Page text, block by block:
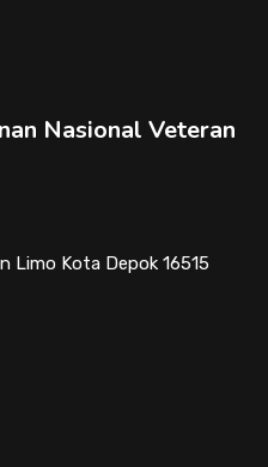
Nasional Veteran
Limo Kota Depok 16515